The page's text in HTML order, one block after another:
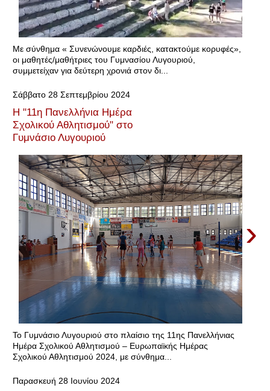
Με σύνθημα « Συνενώνουμε καρδιές, κατακτούμε κορυφές»,
οι μαθητές/μαθήτριες του Γυμνασίου Λυγουριού,
συμμετείχαν για δεύτερη χρονιά στον δι...
Σάββατο 28 Σεπτεμβρίου 2024
Η "11η Πανελλήνια Ημέρα
Σχολικού Αθλητισμού" στο
Γυμνάσιο Λυγουριού
›
Το Γυμνάσιο Λυγουριού στο πλαίσιο της 11ης Πανελλήνιας
Ημέρα Σχολικού Αθλητισμού – Ευρωπαϊκής Ημέρας
Σχολικού Αθλητισμού 2024, με σύνθημα...
Παρασκευή 28 Ιουνίου 2024